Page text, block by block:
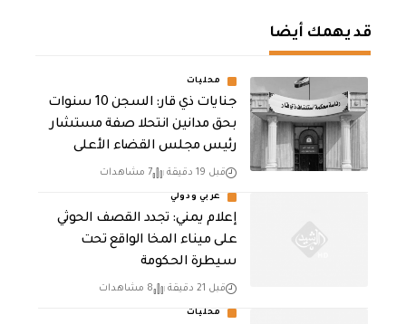
قد يهمك أيضا
محليات
جنايات ذي قار: السجن 10 سنوات
بحق مدانين انتحلا صفة مستشار
رئيس مجلس القضاء الأعلى
قبل 19 دقيقة 7 مشاهدات
عربي ودولي
إعلام يمني: تجدد القصف الحوثي
على ميناء المخا الواقع تحت
سيطرة الحكومة
قبل 21 دقيقة 8 مشاهدات
محليات